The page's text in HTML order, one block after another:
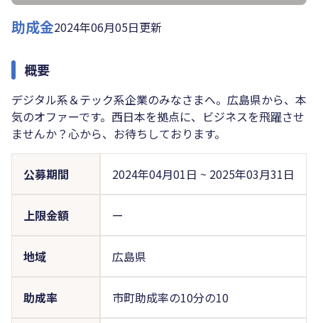
助成金2024年06月05日更新
概要
デジタル系＆テック系企業のみなさまへ。広島県から、本
気のオファーです。西日本を拠点に、ビジネスを飛躍させ
ませんか？心から、お待ちしております。
公募期間 2024年04月01日 ~ 2025年03月31日
上限金額 ー
地域 広島県
助成率 市町助成率の10分の10